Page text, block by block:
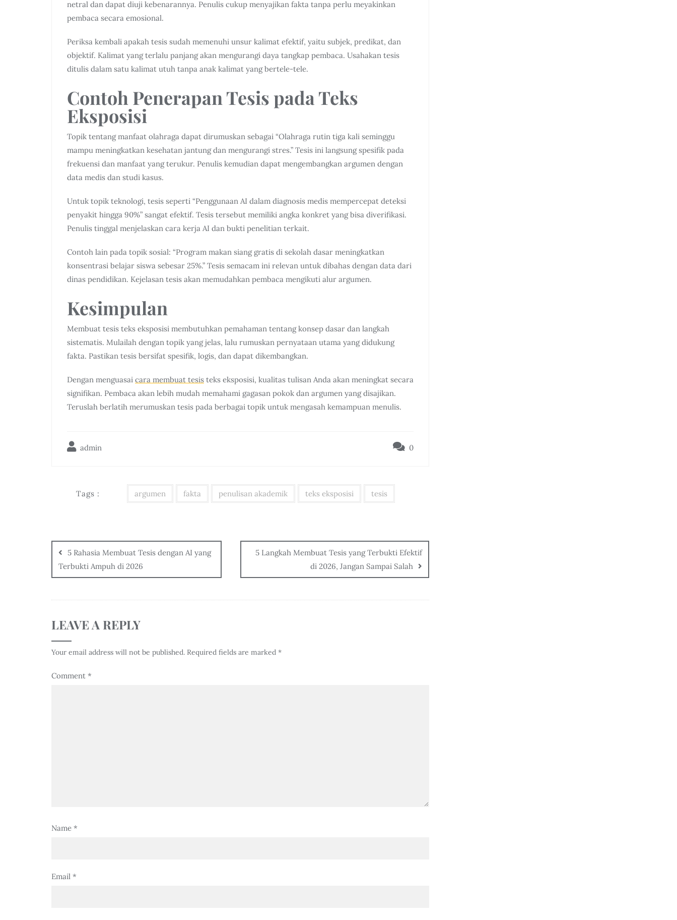
netral dan dapat diuji kebenarannya. Penulis cukup menyajikan fakta tanpa perlu meyakinkan
pembaca secara emosional.
Periksa kembali apakah tesis sudah memenuhi unsur kalimat efektif, yaitu subjek, predikat, dan
objektif. Kalimat yang terlalu panjang akan mengurangi daya tangkap pembaca. Usahakan tesis
ditulis dalam satu kalimat utuh tanpa anak kalimat yang bertele-tele.
Contoh Penerapan Tesis pada Teks
Eksposisi
Topik tentang manfaat olahraga dapat dirumuskan sebagai “Olahraga rutin tiga kali seminggu
mampu meningkatkan kesehatan jantung dan mengurangi stres.” Tesis ini langsung spesifik pada
frekuensi dan manfaat yang terukur. Penulis kemudian dapat mengembangkan argumen dengan
data medis dan studi kasus.
Untuk topik teknologi, tesis seperti “Penggunaan AI dalam diagnosis medis mempercepat deteksi
penyakit hingga 90%” sangat efektif. Tesis tersebut memiliki angka konkret yang bisa diverifikasi.
Penulis tinggal menjelaskan cara kerja AI dan bukti penelitian terkait.
Contoh lain pada topik sosial: “Program makan siang gratis di sekolah dasar meningkatkan
konsentrasi belajar siswa sebesar 25%.” Tesis semacam ini relevan untuk dibahas dengan data dari
dinas pendidikan. Kejelasan tesis akan memudahkan pembaca mengikuti alur argumen.
Kesimpulan
Membuat tesis teks eksposisi membutuhkan pemahaman tentang konsep dasar dan langkah
sistematis. Mulailah dengan topik yang jelas, lalu rumuskan pernyataan utama yang didukung
fakta. Pastikan tesis bersifat spesifik, logis, dan dapat dikembangkan.
Dengan menguasai cara membuat tesis teks eksposisi, kualitas tulisan Anda akan meningkat secara
signifikan. Pembaca akan lebih mudah memahami gagasan pokok dan argumen yang disajikan.
Teruslah berlatih merumuskan tesis pada berbagai topik untuk mengasah kemampuan menulis.
admin 0
Tags : argumen fakta penulisan akademik teks eksposisi tesis
5 Rahasia Membuat Tesis dengan AI yang
Terbukti Ampuh di 2026
5 Langkah Membuat Tesis yang Terbukti Efektif
di 2026, Jangan Sampai Salah
LEAVE A REPLY
Your email address will not be published. Required fields are marked *
Comment *
Name *
Email *